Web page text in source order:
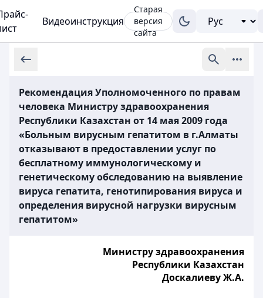
Видеоинструкция
Старая
версия
сайта
Рекомендация Уполномоченного по правам
человека Министру здравоохранения
Республики Казахстан от 14 мая 2009 года
«Больным вирусным гепатитом в г.Алматы
отказывают в предоставлении услуг по
бесплатному иммунологическому и
генетическому обследованию на выявление
вируса гепатита, генотипирования вируса и
определения вирусной нагрузки вирусным
гепатитом»
Министру здравоохранения
Республики Казахстан
Доскалиеву Ж.А.